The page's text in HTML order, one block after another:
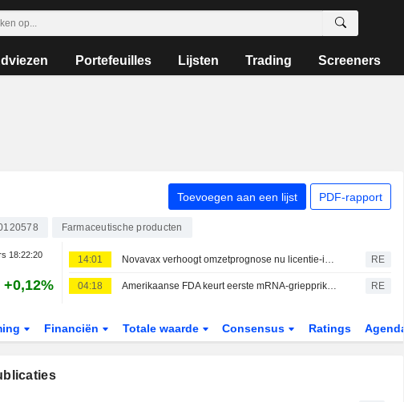
Portefeuilles Lijsten Trading Screeners
Toevoegen aan een lijst PDF-rapport
Farmaceutische producten
18:22:20
+0,12%
14:01 Novavax verhoogt omzetprognose nu licentie-inkomsten zwakke vraag naar vaccins compenseren RE
04:18 Amerikaanse FDA keurt eerste mRNA-griepprik van Moderna goed RE
Financiën Totale waarde Consensus Ratings Agenda